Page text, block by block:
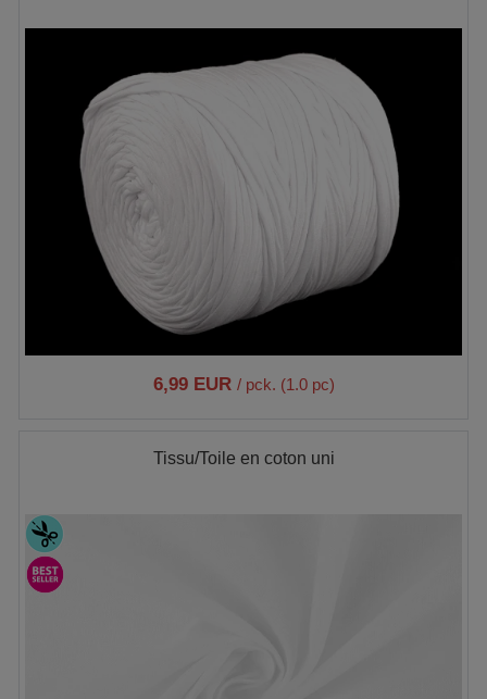
6,99 EUR / pck. (1.0 pc)
Tissu/Toile en coton uni